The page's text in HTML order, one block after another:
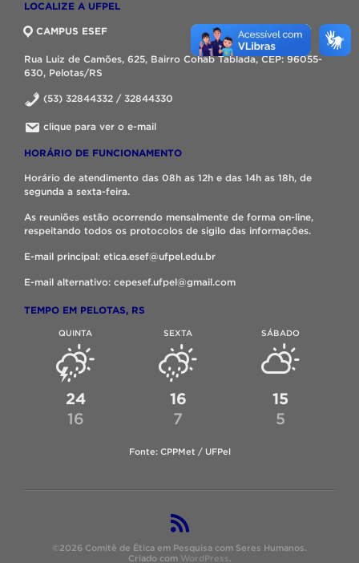
LOCALIZE A UFPEL
CAMPUS ESEF
Rua Luiz de Camões, 625, Bairro Cohab Tablada, CEP: 96055-
630, Pelotas/RS
(53) 32844332 / 32844330
clique para ver o e-mail
HORÁRIO DE FUNCIONAMENTO
Horário de atendimento das 08h as 12h e das 14h as 18h, de
segunda a sexta-feira.
As reuniões estão ocorrendo mensalmente de forma on-line,
respeitando todos os protocolos de sigilo das informações.
E-mail principal: etica.esef@ufpel.edu.br
E-mail alternativo: cepesef.ufpel@gmail.com
TEMPO EM PELOTAS, RS
QUINTA
24
16
SEXTA
16
7
SÁBADO
15
5
Fonte: CPPMet / UFPel
©2026 Comitê de Ética em Pesquisa com Seres Humanos.
Criado com WordPress.